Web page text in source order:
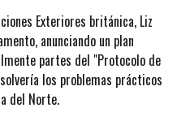
Exteriores británica, Liz
anunciando un plan
partes del "Protocolo de
los problemas prácticos
del Norte.